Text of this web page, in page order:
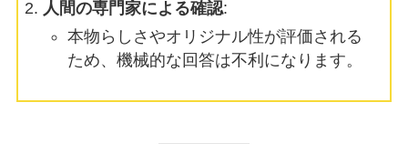
人間の専門家による確認:
本物らしさやオリジナル性が評価される
ため、機械的な回答は不利になります。